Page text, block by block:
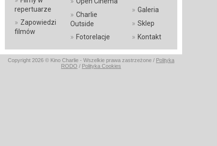
repertuarze
» Zapowiedzi
filmów
» Charlie
Outside
» Fotorelacje
» Galeria
» Sklep
» Kontakt
Copyright 2026 © Kino Charlie - Wszelkie prawa zastrzeżone / Polityka
RODO / Polityka Cookies